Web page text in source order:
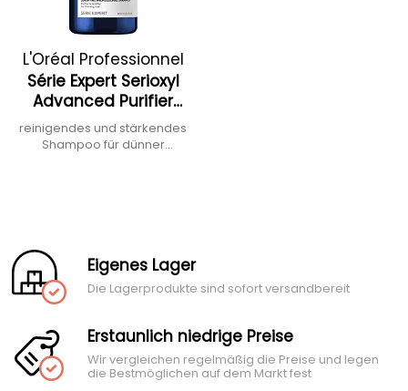
L'Oréal Professionnel
Série Expert Serioxyl
Advanced Purifier
Bodyfying Shampoo
reinigendes und stärkendes
Shampoo für dünner
Eigenes Lager
Die Lagerprodukte sind sofort versandbereit
Erstaunlich niedrige Preise
Wir vergleichen regelmäßig die Preise und legen
die Bestmöglichen auf dem Markt fest